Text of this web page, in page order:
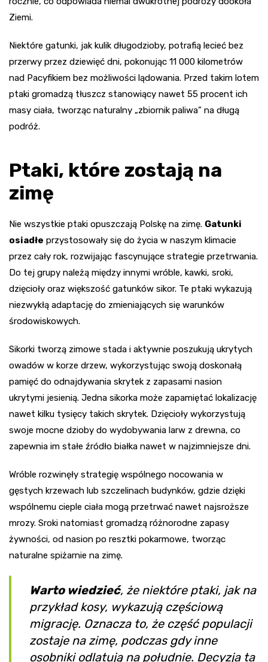
Ziemi.
Niektóre gatunki, jak kulik długodzioby, potrafią lecieć bez
przerwy przez dziewięć dni, pokonując 11 000 kilometrów
nad Pacyfikiem bez możliwości lądowania. Przed takim lotem
ptaki gromadzą tłuszcz stanowiący nawet 55 procent ich
masy ciała, tworząc naturalny „zbiornik paliwa” na długą
podróż.
Ptaki, które zostają na
zimę
Nie wszystkie ptaki opuszczają Polskę na zimę. Gatunki
osiadłe przystosowały się do życia w naszym klimacie
przez cały rok, rozwijając fascynujące strategie przetrwania.
Do tej grupy należą między innymi wróble, kawki, sroki,
dzięcioły oraz większość gatunków sikor. Te ptaki wykazują
niezwykłą adaptację do zmieniających się warunków
środowiskowych.
Sikorki tworzą zimowe stada i aktywnie poszukują ukrytych
owadów w korze drzew, wykorzystując swoją doskonałą
pamięć do odnajdywania skrytek z zapasami nasion
ukrytymi jesienią. Jedna sikorka może zapamiętać lokalizację
nawet kilku tysięcy takich skrytek. Dzięcioły wykorzystują
swoje mocne dzioby do wydobywania larw z drewna, co
zapewnia im stałe źródło białka nawet w najzimniejsze dni.
Wróble rozwinęły strategię wspólnego nocowania w
gęstych krzewach lub szczelinach budynków, gdzie dzięki
wspólnemu cieple ciała mogą przetrwać nawet najsroższe
mrozy. Sroki natomiast gromadzą różnorodne zapasy
żywności, od nasion po resztki pokarmowe, tworząc
naturalne spiżarnie na zimę.
Warto wiedzieć, że niektóre ptaki, jak na
przykład kosy, wykazują częściową
migrację. Oznacza to, że część populacji
zostaje na zimę, podczas gdy inne
osobniki odlatują na południe. Decyzja ta